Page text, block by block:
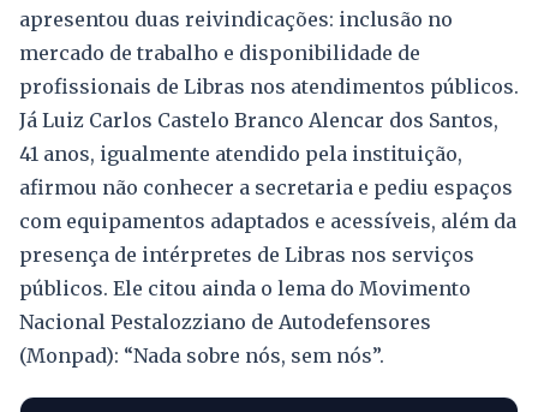
apresentou duas reivindicações: inclusão no
mercado de trabalho e disponibilidade de
profissionais de Libras nos atendimentos públicos.
Já Luiz Carlos Castelo Branco Alencar dos Santos,
41 anos, igualmente atendido pela instituição,
afirmou não conhecer a secretaria e pediu espaços
com equipamentos adaptados e acessíveis, além da
presença de intérpretes de Libras nos serviços
públicos. Ele citou ainda o lema do Movimento
Nacional Pestalozziano de Autodefensores
(Monpad): “Nada sobre nós, sem nós”.